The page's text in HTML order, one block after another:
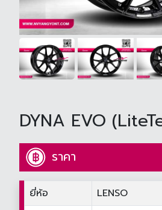
DYNA EVO
ราคา
ยี่ห้อ
LENSO